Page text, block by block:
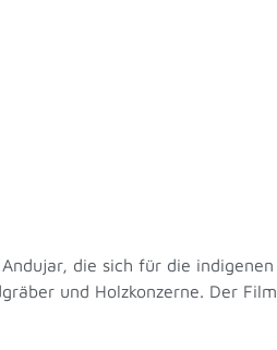
die sich für die indigenen
und Holzkonzerne. Der Film